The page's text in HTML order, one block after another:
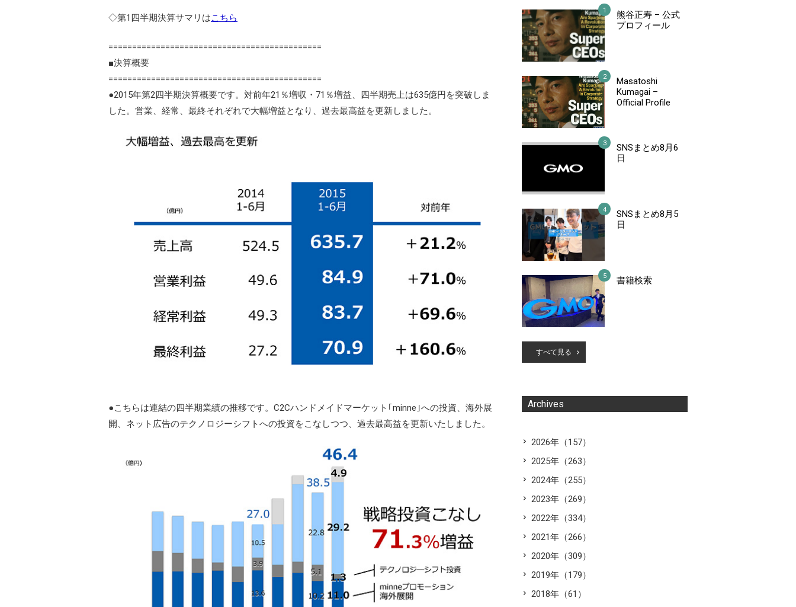
◇第1四半期決算サマリはこちら
=============================================
■決算概要
=============================================
●2015年第2四半期決算概要です。対前年21％増収・71％増益、四半期売上は635億円を突破しま
した。営業、経常、最終それぞれで大幅増益となり、過去最高益を更新しました。
●こちらは連結の四半期業績の推移です。C2Cハンドメイドマーケット｢minne｣への投資、海外展
開、ネット広告のテクノロジーシフトへの投資をこなしつつ、過去最高益を更新いたしました。
熊谷正寿 – 公式
プロフィール
Masatoshi
Kumagai –
Official Profile
SNSまとめ8月6
日
SNSまとめ8月5
日
書籍検索
すべて見る
Archives
2026年（157）
2025年（263）
2024年（255）
2023年（269）
2022年（334）
2021年（266）
2020年（309）
2019年（179）
2018年（61）